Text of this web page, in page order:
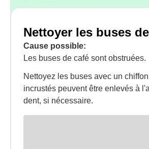
Nettoyer les buses
Cause possible:
Les buses de café sont obstruées.
Nettoyez les buses avec un
incrustés peuvent être enlevés à
dent, si nécessaire.